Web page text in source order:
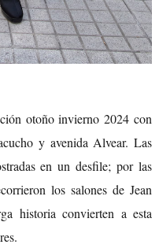
otoño invierno 2024 con
y avenida Alvear. Las
en un desfile; por las
los salones de Jean
historia convierten a esta